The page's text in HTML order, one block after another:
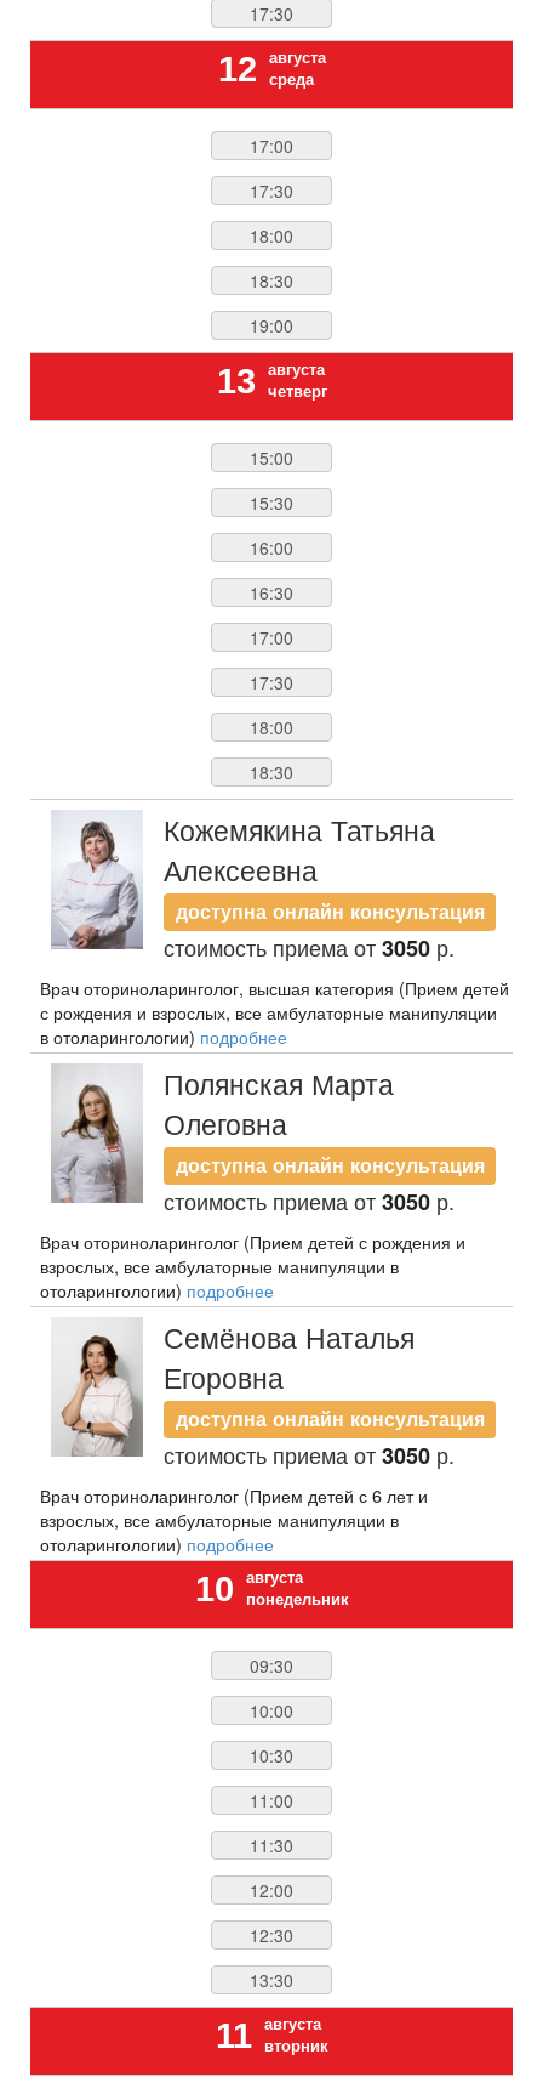
17:30
12
августа
среда
17:00
17:30
18:00
18:30
19:00
13
августа
четверг
15:00
15:30
16:00
16:30
17:00
17:30
18:00
18:30
Кожемякина Татьяна
Алексеевна
доступна онлайн консультация
стоимость приема от3050 р.
Врач оториноларинголог, высшая категория (Прием детей
с рождения и взрослых, все амбулаторные манипуляции
в отоларингологии) подробнее
Полянская Марта
Олеговна
доступна онлайн консультация
стоимость приема от3050 р.
Врач оториноларинголог (Прием детей с рождения и
взрослых, все амбулаторные манипуляции в
отоларингологии) подробнее
Семёнова Наталья
Егоровна
доступна онлайн консультация
стоимость приема от3050 р.
Врач оториноларинголог (Прием детей с 6 лет и
взрослых, все амбулаторные манипуляции в
отоларингологии) подробнее
10
августа
понедельник
09:30
10:00
10:30
11:00
11:30
12:00
12:30
13:30
11
августа
вторник